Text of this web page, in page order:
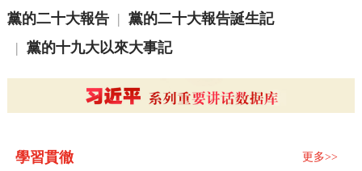
黨的二十大報告 | 黨的二十大報告誕生記
| 黨的十九大以來大事記
學習貫徹 更多>>